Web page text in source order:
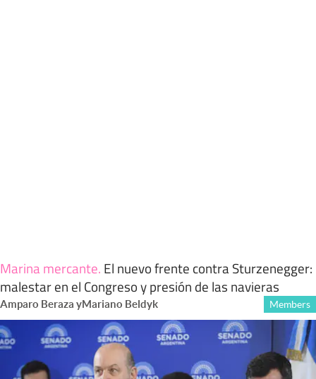
Marina mercante. El nuevo frente contra Sturzenegger:
malestar en el Congreso y presión de las navieras
Amparo Beraza yMariano Beldyk Members